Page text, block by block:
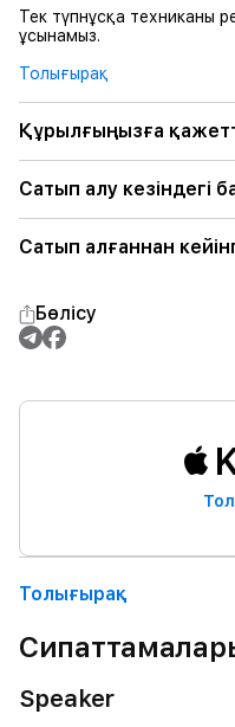
Тек түпнұсқа техниканы
ұсынамыз.
Толығырақ
Құрылғыңызға
Сатып алу кезіндегі
Сатып алғаннан
Бөлісу
Толығырақ
Speaker